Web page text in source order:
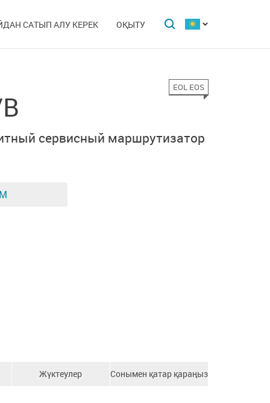
САТЫП АЛУ КЕРЕК ОҚЫТУ
EOL EOS
сервисный маршрутизатор
Жүктеулер Сонымен қатар қараңыз